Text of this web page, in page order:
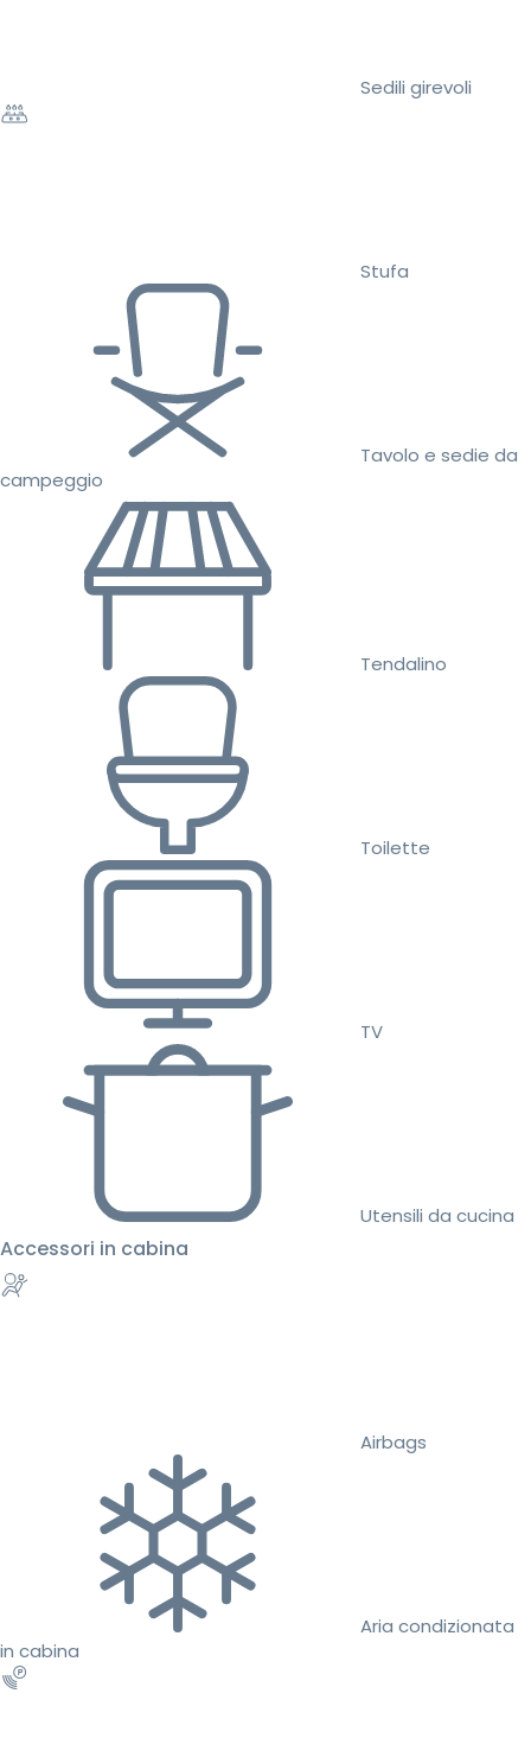
Sedili girevoli
Stufa
Tavolo e sedie da
campeggio
Tendalino
Toilette
TV
Utensili da cucina
Accessori in cabina
Airbags
Aria condizionata
in cabina